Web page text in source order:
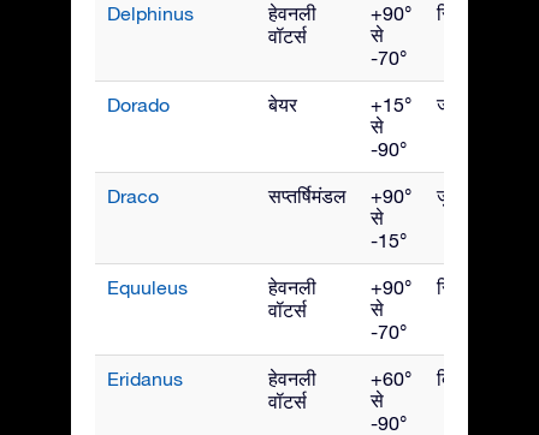
Delphinus
हेवनली
वॉटर्स
+90°
से
-70°
सितंबर
Dorado बेयर
+15°
से
-90°
जनवरी
Draco सप्तर्षिमंडल
+90°
से
-15°
जुलाई
Equuleus
हेवनली
वॉटर्स
+90°
से
-70°
सितंबर
Eridanus
हेवनली
वॉटर्स
+60°
से
-90°
दिसंबर